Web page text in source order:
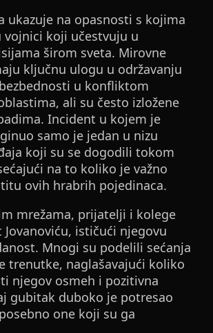
ukazuje na opasnosti s kojima
vojnici koji učestvuju u
širom sveta. Mirovne
ključnu ulogu u održavanju
u konfliktom
ali su često izložene
Incident u kojem je
samo je jedan u nizu
koji su se dogodili tokom
na to koliko je važno
ovih hrabrih pojedinaca.
mrežama, prijatelji i kolege
Jovanoviću, ističući njegovu
Mnogi su podelili sećanja
trenutke, naglašavajući koliko
njegov osmeh i pozitivna
gubitak duboko je potresao
one koji su ga